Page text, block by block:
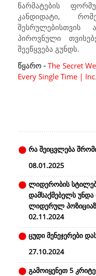
წარმატების
კანდიდატი,
შესრულებისთვის
პიროვნული
შეეწყვება გუნდს.
წყარო -The Secret
Every Single Time |
რა შეიცვლება
08.01.2025
ლიდერობის
დამსაქმებელს
ლიდერულ
02.11.2024
ცუდი მენეჯერები
27.10.2024
გამოიყენეთ 5